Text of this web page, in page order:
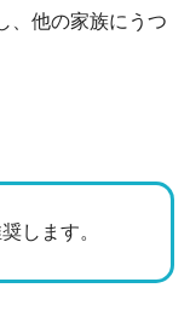
、他の家族にうつ
します。